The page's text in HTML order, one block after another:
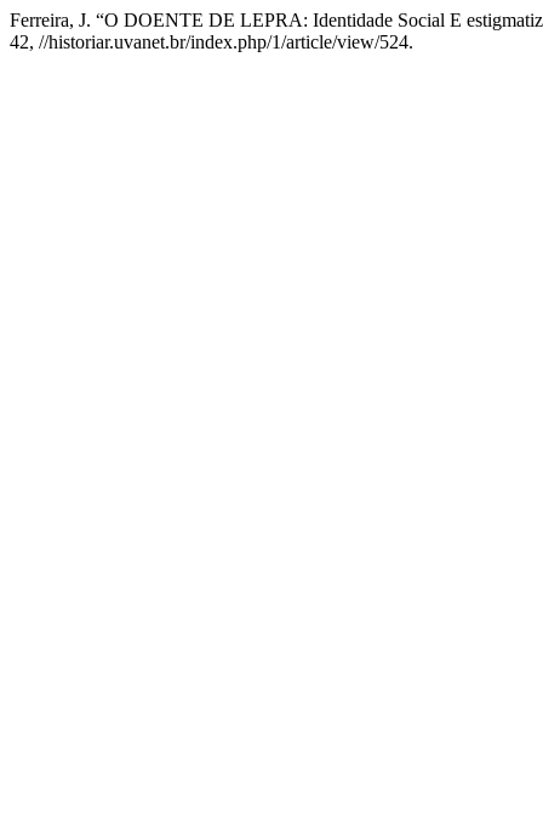
Ferreira, J. “O DOENTE DE LEPRA: Identidade Social E
42, //historiar.uvanet.br/index.php/1/article/view/524.